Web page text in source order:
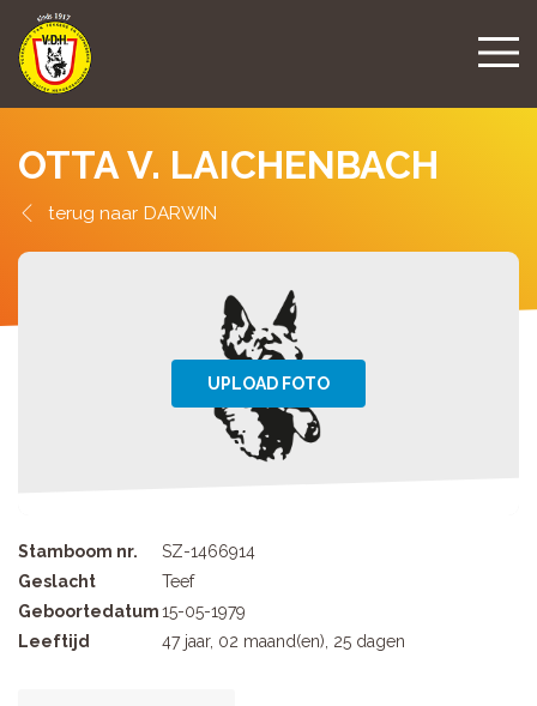
OTTA V. LAICHENBACH
DARWIN
Stamboom nr.
SZ-1466914
Geslacht
Teef
Geboortedatum15-05-1979
Leeftijd
47 jaar, 02 maand(en), 25 dagen